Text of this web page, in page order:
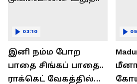
இனி நம்ம போற
பாதை சிங்கப் பாதை..
ராக்கெட் வேகத்தில்
03:10